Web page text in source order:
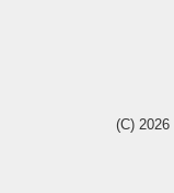
(C) 2026